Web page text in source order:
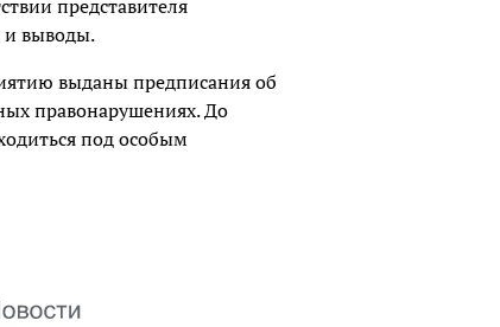
представителя
и выводы.
выданы предписания об
правонарушениях. До
под особым